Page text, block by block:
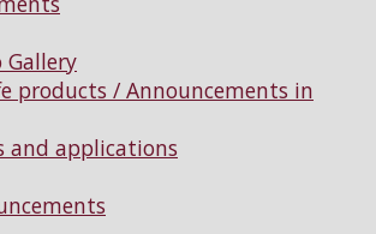
Gallery
products / Announcements in
and applications